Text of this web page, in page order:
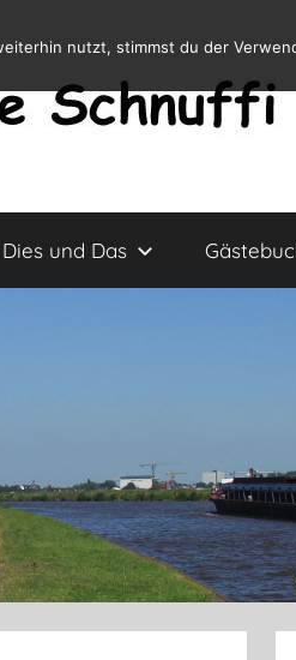
Dies und Das
nutzt, stimmst du der